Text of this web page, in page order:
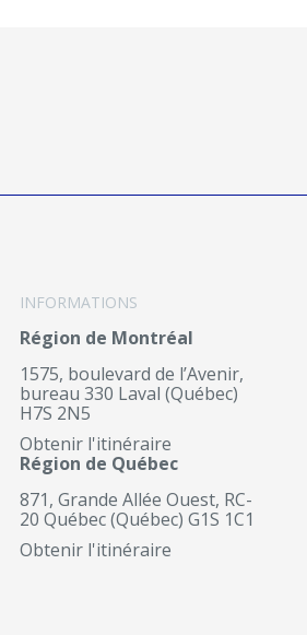
INFORMATIONS
Région de Montréal
1575, boulevard de l’Avenir,
bureau 330 Laval (Québec)
H7S 2N5
Obtenir l'itinéraire
Région de Québec
871, Grande Allée Ouest, RC-
20 Québec (Québec) G1S 1C1
Obtenir l'itinéraire